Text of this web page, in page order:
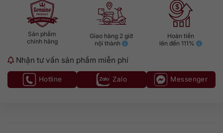
Sản phẩm
chính hãng
Giao hàng 2 giờ
nội thành
Hoàn tiền
lên đến 111%
Nhận tư vấn sản phẩm miễn phí
Hotline Zalo Messenger